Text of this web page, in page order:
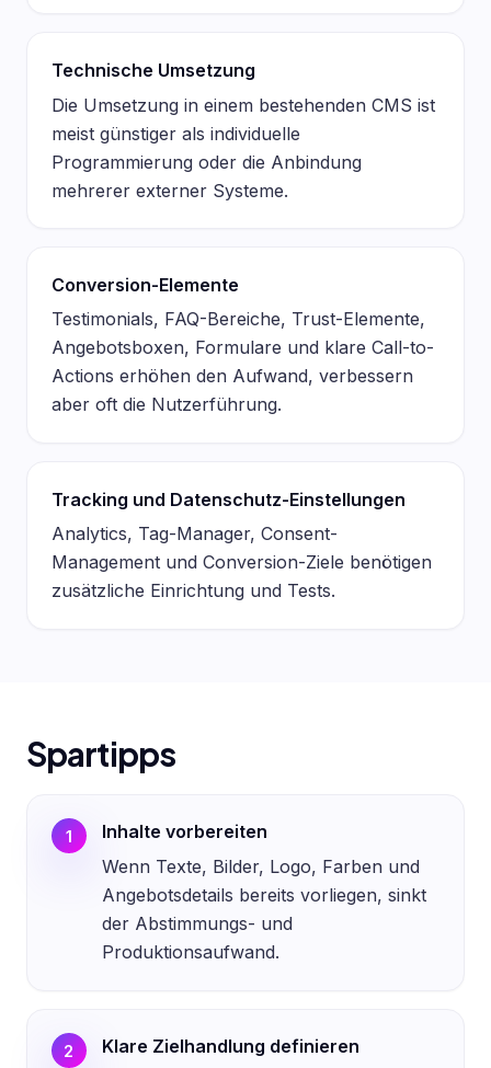
Technische Umsetzung
Die Umsetzung in einem bestehenden CMS ist
meist günstiger als individuelle
Programmierung oder die Anbindung
mehrerer externer Systeme.
Conversion-Elemente
Testimonials, FAQ-Bereiche, Trust-Elemente,
Angebotsboxen, Formulare und klare Call-to-
Actions erhöhen den Aufwand, verbessern
aber oft die Nutzerführung.
Tracking und Datenschutz-Einstellungen
Analytics, Tag-Manager, Consent-
Management und Conversion-Ziele benötigen
zusätzliche Einrichtung und Tests.
Spartipps
1
Inhalte vorbereiten
Wenn Texte, Bilder, Logo, Farben und
Angebotsdetails bereits vorliegen, sinkt
der Abstimmungs- und
Produktionsaufwand.
2
Klare Zielhandlung definieren